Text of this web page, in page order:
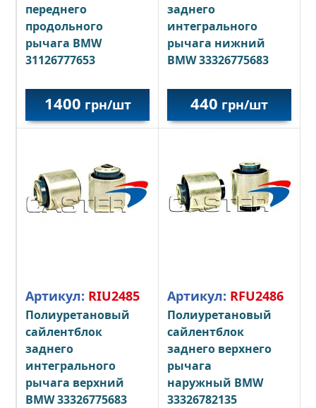
переднего
продольного
рычага BMW
31126777653
1400 грн/шт
заднего
интегрального
рычага нижний
BMW 33326775683
440 грн/шт
Артикул: RIU2485
Полиуретановый
сайлентблок
заднего
интегрального
рычага верхний
BMW 33326775683
Артикул: RFU2486
Полиуретановый
сайлентблок
заднего верхнего
рычага
наружный BMW
33326782135